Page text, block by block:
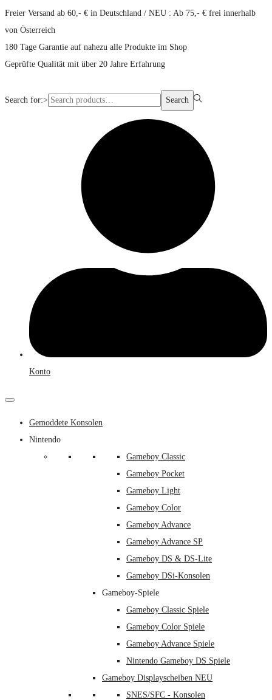
Freier Versand ab 60,- € in Deutschland / NEU : Ab 75,- € frei innerhalb
von Österreich
180 Tage Garantie auf nahezu alle Produkte im Shop
Geprüfte Qualität mit über 20 Jahre Erfahrung
Search for:> Search
Konto
Gemoddete Konsolen
Nintendo
Gameboy Classic
Gameboy Pocket
Gameboy Light
Gameboy Color
Gameboy Advance
Gameboy Advance SP
Gameboy DS & DS-Lite
Gameboy DSi-Konsolen
Gameboy-Spiele
Gameboy Classic Spiele
Gameboy Color Spiele
Gameboy Advance Spiele
Nintendo Gameboy DS Spiele
Gameboy Displayscheiben NEU
SNES/SFC - Konsolen